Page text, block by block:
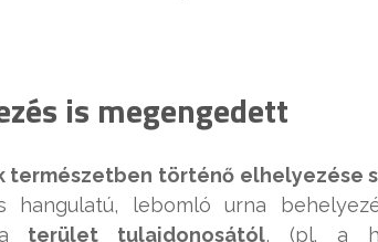
is megengedett
természetben történő elhelyezése
lebomló urna
terület tulajdonosától, (pl. a